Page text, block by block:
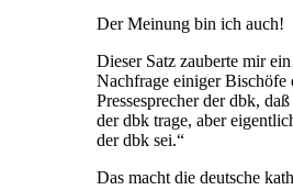
Der Meinung bin ich auch!
Dieser Satz zauberte mir
Nachfrage einiger Bischöfe
Pressesprecher der dbk,
der dbk trage, aber
der dbk sei.“
Das macht die deutsche